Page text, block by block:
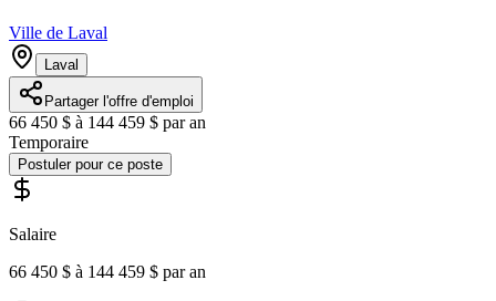
Ville de Laval
Laval
Partager l'offre d'emploi
66 450 $ à 144 459 $ par an
Temporaire
Postuler pour ce poste
Salaire
66 450 $ à 144 459 $ par an